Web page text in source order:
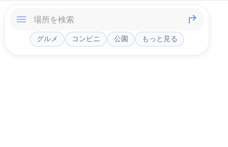
グルメ コンビニ 公園 もっと見る